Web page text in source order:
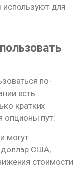
используют для
по-
есть
кратких
опционы пут:
могут
доллар США,
стоимости